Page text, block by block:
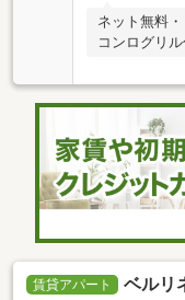
ネット無料
コンログリ
賃貸アパート ベルリ